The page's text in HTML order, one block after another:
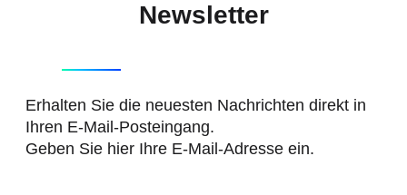
Newsletter
Erhalten Sie die neuesten Nachrichten direkt in
Ihren E-Mail-Posteingang.
Geben Sie hier Ihre E-Mail-Adresse ein.